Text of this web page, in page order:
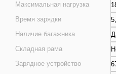
Максимальная нагрузка
Время зарядки
Наличие багажника
Складная рама
Зарядное устройство